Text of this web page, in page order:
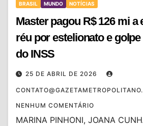
BRASIL MUNDO NOTÍCIAS
Master pagou R$ 126 mi a
réu por estelionato e
do INSS
25 DE ABRIL DE 2026
NENHUM COMENTÁRIO
MARINA PINHONI, JOANA